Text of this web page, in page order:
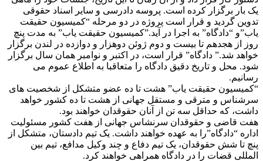
یک بار برگزار کرده است. پروسه دادرسی و سایر اسناد حقوقی
تدوین گردید و قرار است پروژه در دو مرحله “کمیسیون حقیقت
یاب”و “دادگاه” به اجرا در آید.”کمیسیون حقیقت یاب” به مدت پنچ
روز از هجدهم تا بیست و دوم ژوئن دوهزار و دوازده در لندن برگزار
خواهد شد.” دادگاه” قرار است، در اکتبر و نوامبر همان سال برگزار
شود. محل و تاریخ دقیق دادگاه را متعاقبا به اطلاع عموم می
رسانیم.
“کمیسیون حقیقت یاب” هشت تا ده عضو متشکل از شخصیت های
سرشناس و مترقی و مستقل جهانی از هشت تا ده کشور خواهد
داشت، که حداقل سه تن از آنان حقوقدان خواهند بود.
هفت قاضی و حقوقدان سرنشاس جهانی از هفت کشور مسئولیت
اداره “دادگاه”را به عهده خواهند داشت. یک تیم دادستان، متشکل از
پنچ تا شش حقوقدان، یک تیم دفاع و چند وکیل مدافع، تیم بین
المللی قضات را در دادگاه همراهی خواهند کرد.